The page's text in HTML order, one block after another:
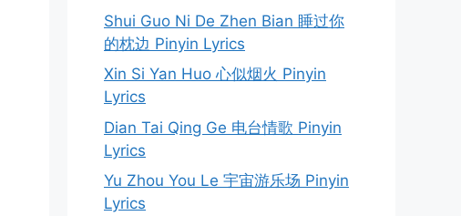
Shui Guo Ni De Zhen Bian 睡过你
的枕边 Pinyin Lyrics
Xin Si Yan Huo 心似烟火 Pinyin
Lyrics
Dian Tai Qing Ge 电台情歌 Pinyin
Lyrics
Yu Zhou You Le 宇宙游乐场 Pinyin
Lyrics